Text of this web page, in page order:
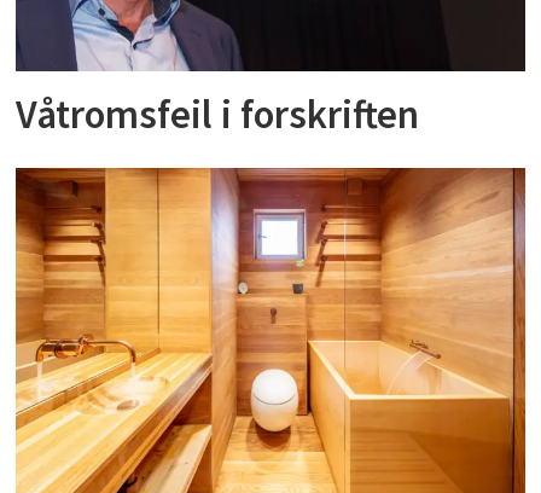
Våtromsfeil i forskriften